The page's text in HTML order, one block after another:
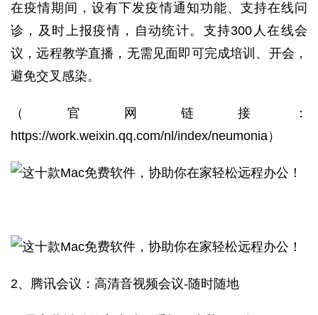
在疫情期间，设有下发疫情通知功能、支持在线问
诊，及时上报疫情，自动统计。支持300人在线会
议，远程教学直播，无需见面即可完成培训、开会，
避免交叉感染。
（官网链接：
https://work.weixin.qq.com/nl/index/neumonia）
2、腾讯会议：高清音视频会议-随时随地